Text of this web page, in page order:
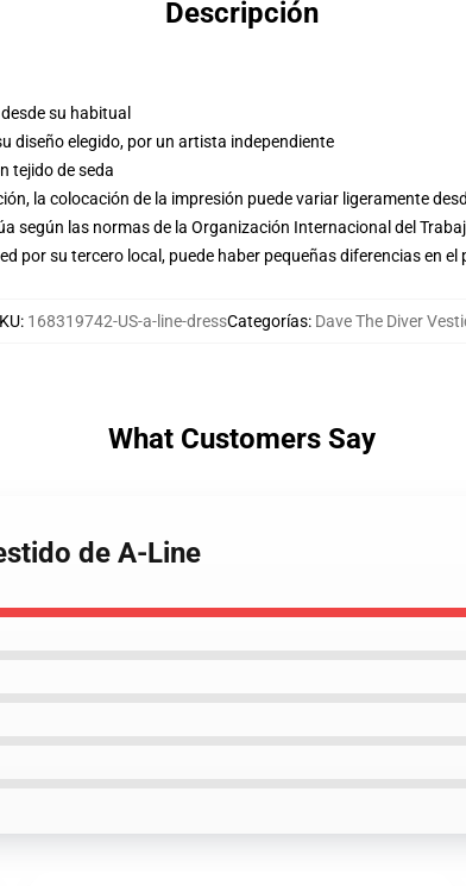
Descripción
su habitual
diseño elegido, por un artista independiente
tejido de seda
la colocación de la impresión puede variar ligeramente
según las normas de la Organización Internacional del
por su tercero local, puede haber pequeñas diferencias en
: 168319742-US-a-line-dressCategorías: Dave The Diver
What Customers Say
de A-Line